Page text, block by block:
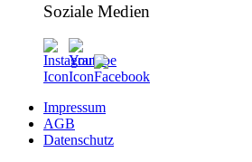
Soziale Medien
Impressum
AGB
Datenschutz